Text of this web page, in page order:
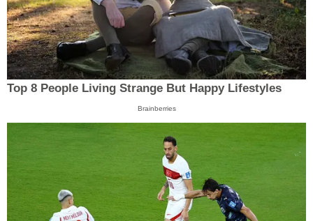
Top 8 People Living Strange But Happy Lifestyles
Brainberries